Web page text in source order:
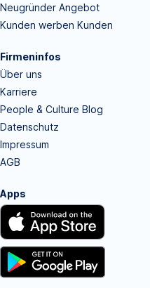
Neugründer Angebot
Kunden werben Kunden
Firmeninfos
Über uns
Karriere
People & Culture Blog
Datenschutz
Impressum
AGB
Apps